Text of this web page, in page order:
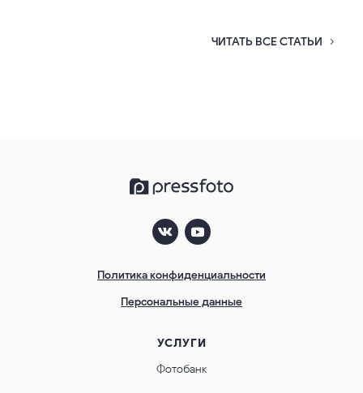
ЧИТАТЬ ВСЕ СТАТЬИ
Политика конфиденциальности
Персональные данные
УСЛУГИ
Фотобанк